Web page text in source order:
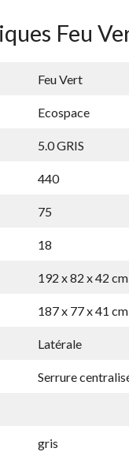
Feu
Feu Vert
Ecospace
5.0 GRIS
440
75
18
192 x 82 x 42 cm
187 x 77 x 41 cm
Latérale
Serrure
gris